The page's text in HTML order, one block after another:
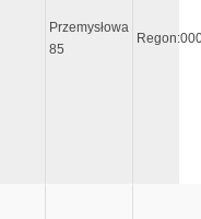
Przemysłowa
85